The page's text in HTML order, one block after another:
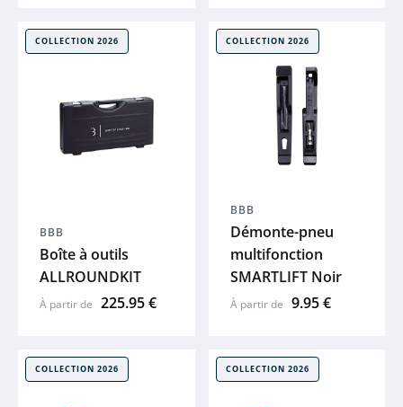
COLLECTION 2026
BBB
Boîte à outils
ALLROUNDKIT
À partir de 225.95 €
COLLECTION 2026
BBB
Démonte-pneu
multifonction
SMARTLIFT Noir
À partir de 9.95 €
COLLECTION 2026 COLLECTION 2026